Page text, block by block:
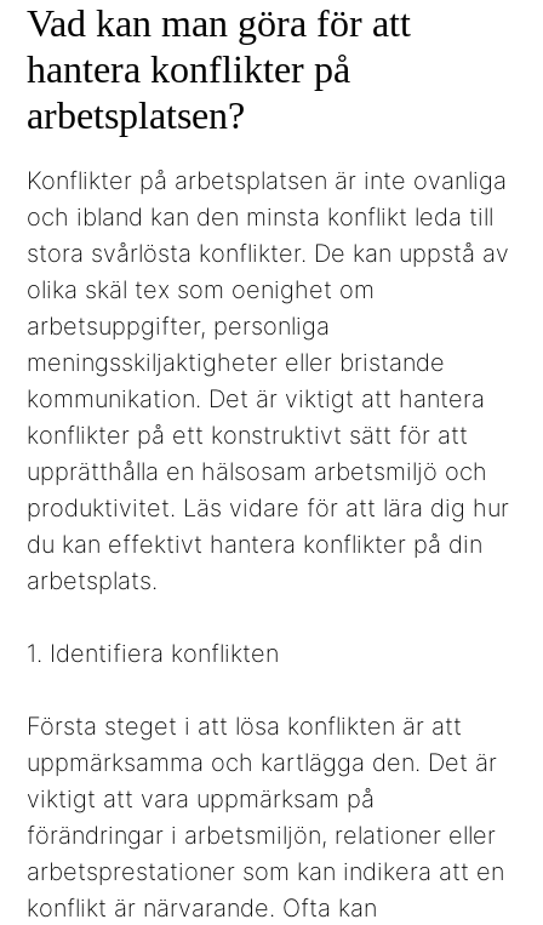
Vad kan man göra för att
hantera konflikter på
arbetsplatsen?
Konflikter på arbetsplatsen är inte ovanliga
och ibland kan den minsta konflikt leda till
stora svårlösta konflikter. De kan uppstå av
olika skäl tex som oenighet om
arbetsuppgifter, personliga
meningsskiljaktigheter eller bristande
kommunikation. Det är viktigt att hantera
konflikter på ett konstruktivt sätt för att
upprätthålla en hälsosam arbetsmiljö och
produktivitet. Läs vidare för att lära dig hur
du kan effektivt hantera konflikter på din
arbetsplats.
1. Identifiera konflikten
Första steget i att lösa konflikten är att
uppmärksamma och kartlägga den. Det är
viktigt att vara uppmärksam på
förändringar i arbetsmiljön, relationer eller
arbetsprestationer som kan indikera att en
konflikt är närvarande. Ofta kan